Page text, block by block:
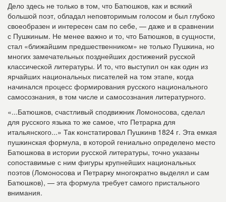
Дело здесь не только в том, что Батюшков, как и всякий
большой поэт, обладал неповторимым голосом и был глубоко
своеобразен и интересен сам по себе, — даже и в сравнении
с Пушкиным. Не менее важно и то, что Батюшков, в сущности,
стал «ближайшим предшественником» не только Пушкина, но
многих замечательных позднейших достижений русской
классической литературы. И то, что выступил он как один из
ярчайших национальных писателей на том этапе, когда
начинался процесс формирования русского национального
самосознания, в том числе и самосознания литературного.
«...Батюшков, счастливый сподвижник Ломоносова, сделал
для русского языка то же самое, что Петрарка для
итальянского...» Так констатировал Пушкинв 1824 г. Эта емкая
пушкинская формула, в которой гениально определено место
Батюшкова в истории русской литературы, точно указаны
сопоставимые с ним фигуры крупнейших национальных
поэтов (Ломоносова и Петрарку многократно выделял и сам
Батюшков), — эта формула требует самого пристального
внимания.